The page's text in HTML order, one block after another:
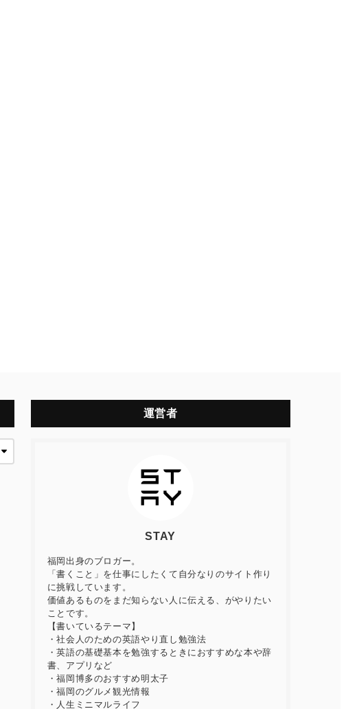
運営者
STAY
福岡出身のブロガー。
「書くこと」を仕事にしたくて自分なりのサイト作り
に挑戦しています。
価値あるものをまだ知らない人に伝える、がやりたい
ことです。
【書いているテーマ】
・社会人のための英語やり直し勉強法
・英語の基礎基本を勉強するときにおすすめな本や辞
書、アプリなど
・福岡博多のおすすめ明太子
・福岡のグルメ観光情報
・人生ミニマルライフ